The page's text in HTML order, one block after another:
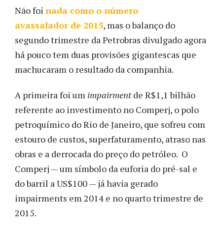
Não foi nada como o número
avassalador de 2015, mas o balanço do
segundo trimestre da Petrobras divulgado agora
há pouco tem duas provisões gigantescas que
machucaram o resultado da companhia.
A primeira foi um impairmentde R$1,1 bilhão
referente ao investimento no Comperj, o polo
petroquímico do Rio de Janeiro, que sofreu com
estouro de custos, superfaturamento, atraso nas
obras e a derrocada do preço do petróleo. O
Comperj — um símbolo da euforia do pré-sal e
do barril a US$100 — já havia gerado
impairments em 2014 e no quarto trimestre de
2015.